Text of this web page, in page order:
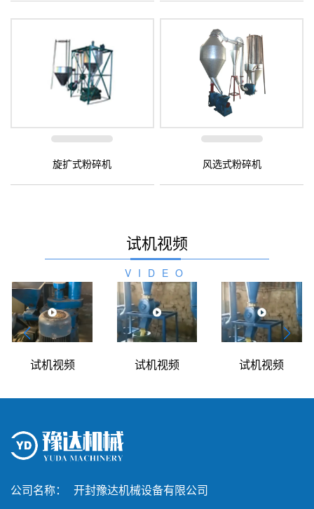
旋扩式粉碎机 风选式粉碎机
试机视频
VIDEO
试机视频 试机视频 试机视频
公司名称：
开封豫达机械设备有限公司